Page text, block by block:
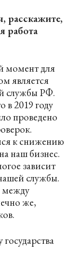
расскажите,
работа
момент для
является
службы РФ.
в 2019 году
проведено
к снижению
наш бизнес.
зависит
службы.
между
же,